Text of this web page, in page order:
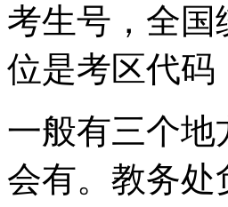
考生号，全国
位是考区代码
一般有三个
会有。教务